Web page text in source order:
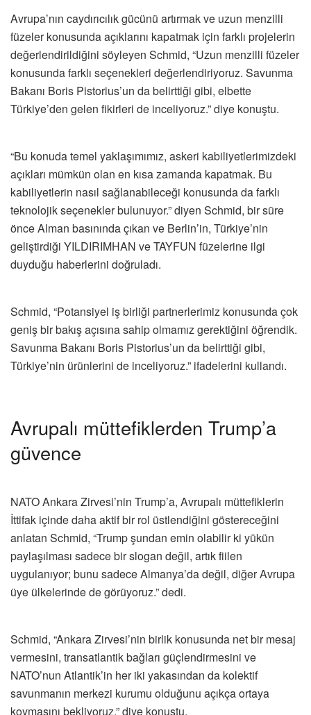
Avrupa’nın caydırıcılık gücünü artırmak ve uzun menzilli
füzeler konusunda açıklarını kapatmak için farklı projelerin
değerlendirildiğini söyleyen Schmid, “Uzun menzilli füzeler
konusunda farklı seçenekleri değerlendiriyoruz. Savunma
Bakanı Boris Pistorius’un da belirttiği gibi, elbette
Türkiye’den gelen fikirleri de inceliyoruz.” diye konuştu.
“Bu konuda temel yaklaşımımız, askeri kabiliyetlerimizdeki
açıkları mümkün olan en kısa zamanda kapatmak. Bu
kabiliyetlerin nasıl sağlanabileceği konusunda da farklı
teknolojik seçenekler bulunuyor.” diyen Schmid, bir süre
önce Alman basınında çıkan ve Berlin’in, Türkiye’nin
geliştirdiği YILDIRIMHAN ve TAYFUN füzelerine ilgi
duyduğu haberlerini doğruladı.
Schmid, “Potansiyel iş birliği partnerlerimiz konusunda çok
geniş bir bakış açısına sahip olmamız gerektiğini öğrendik.
Savunma Bakanı Boris Pistorius’un da belirttiği gibi,
Türkiye’nin ürünlerini de inceliyoruz.” ifadelerini kullandı.
Avrupalı müttefiklerden Trump’a
güvence
NATO Ankara Zirvesi’nin Trump’a, Avrupalı müttefiklerin
İttifak içinde daha aktif bir rol üstlendiğini göstereceğini
anlatan Schmid, “Trump şundan emin olabilir ki yükün
paylaşılması sadece bir slogan değil, artık fiilen
uygulanıyor; bunu sadece Almanya’da değil, diğer Avrupa
üye ülkelerinde de görüyoruz.” dedi.
Schmid, “Ankara Zirvesi’nin birlik konusunda net bir mesaj
vermesini, transatlantik bağları güçlendirmesini ve
NATO’nun Atlantik’in her iki yakasından da kolektif
savunmanın merkezi kurumu olduğunu açıkça ortaya
koymasını bekliyoruz.” diye konuştu.